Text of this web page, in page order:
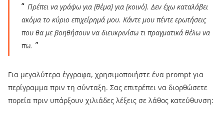
Πρέπει να γράψω για [θέμα] για [κοινό]. Δεν έχω καταλάβει
ακόμα το κύριο επιχείρημά μου. Κάντε μου πέντε ερωτήσεις
που θα με βοηθήσουν να διευκρινίσω τι πραγματικά θέλω να
πω.
Για μεγαλύτερα έγγραφα, χρησιμοποιήστε ένα prompt για
περίγραμμα πριν τη σύνταξη. Σας επιτρέπει να διορθώσετε
πορεία πριν υπάρξουν χιλιάδες λέξεις σε λάθος κατεύθυνση: